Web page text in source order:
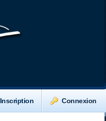
Connexion
Inscription